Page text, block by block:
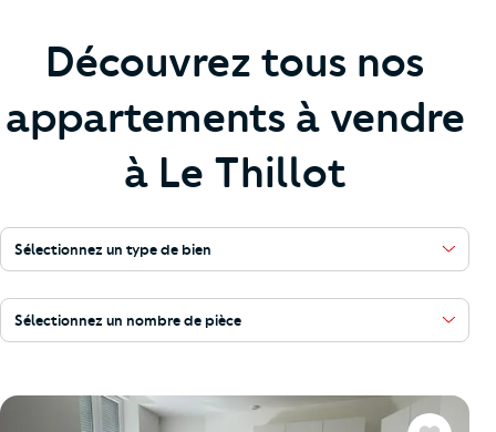
Découvrez tous nos
appartements à vendre
à Le Thillot
Sélectionnez un type de bien
Sélectionnez un nombre de pièce